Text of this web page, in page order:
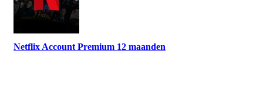
Netflix Account Premium 12 maanden